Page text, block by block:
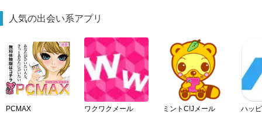
人気の出会い系アプリ
PCMAX ワクワクメール ミントC!Jメール ハッ